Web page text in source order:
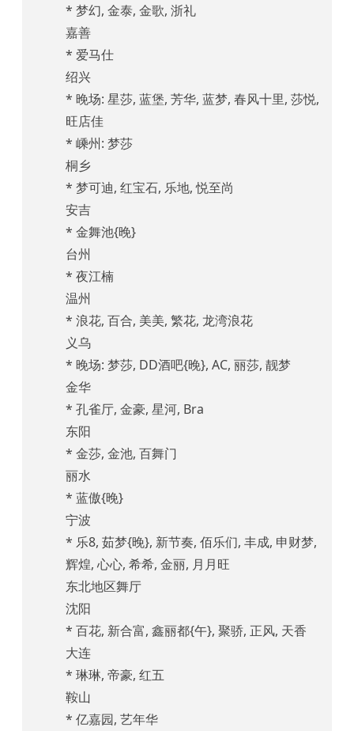
* 梦幻, 金泰, 金歌, 浙礼
嘉善
* 爱马仕
绍兴
* 晚场: 星莎, 蓝堡, 芳华, 蓝梦, 春风十里, 莎悦,
旺店佳
* 嵊州: 梦莎
桐乡
* 梦可迪, 红宝石, 乐地, 悦至尚
安吉
* 金舞池{晚}
台州
* 夜江楠
温州
* 浪花, 百合, 美美, 繁花, 龙湾浪花
义乌
* 晚场: 梦莎, DD酒吧{晚}, AC, 丽莎, 靓梦
金华
* 孔雀厅, 金豪, 星河, Bra
东阳
* 金莎, 金池, 百舞门
丽水
* 蓝傲{晚}
宁波
* 乐8, 茹梦{晚}, 新节奏, 佰乐们, 丰成, 申财梦,
辉煌, 心心, 希希, 金丽, 月月旺
东北地区舞厅
沈阳
* 百花, 新合富, 鑫丽都{午}, 聚骄, 正风, 天香
大连
* 琳琳, 帝豪, 红五
鞍山
* 亿嘉园, 艺年华